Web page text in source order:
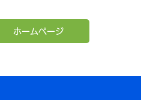
ホームページ